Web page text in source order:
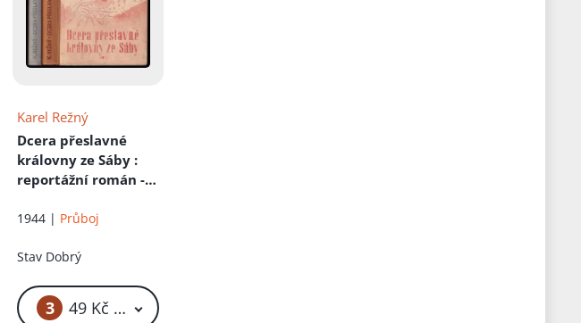
Karel Režný
Dcera přeslavné
královny ze Sáby :
reportážní román -
1944 | Průboj
Stav Dobrý
3 49 Kč – 59 Kč